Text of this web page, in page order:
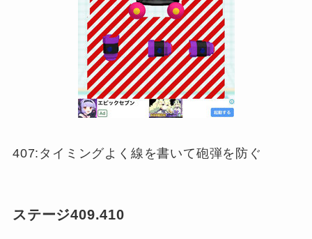
407:タイミングよく線を書いて砲弾を防ぐ
ステージ409.410